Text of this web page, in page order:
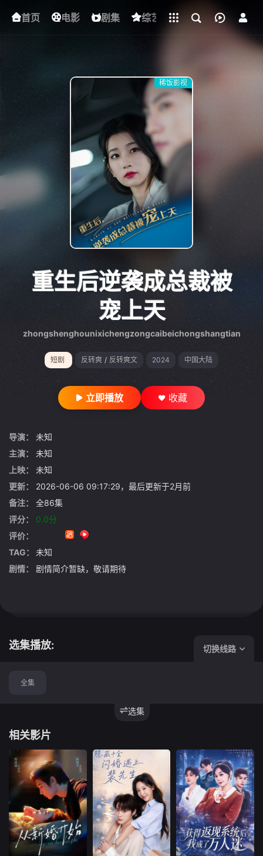
首页 电影 剧集 综艺 动漫 短剧
下载客户端
稀饭影视
重生后逆袭成总裁被
宠上天
zhongshenghounixichengzongcaibeichongshangtian
短剧 反转爽 / 反转爽文 2024 中国大陆
立即播放 收藏
导演：
未知
主演：
未知
上映：
未知
更新：
2026-06-06 09:17:29，最后更新于2月前
备注：
全86集
评分：
0.0分
评价：
TAG：
未知
剧情：
剧情简介暂缺，敬请期待
选集播放: 切换线路
选集
全集
相关影片